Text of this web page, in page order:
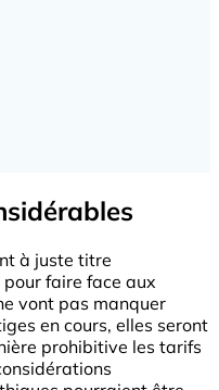
à juste titre
faire face aux
vont pas manquer
en cours, elles seront
prohibitive les tarifs